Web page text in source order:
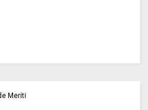
Meriti